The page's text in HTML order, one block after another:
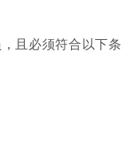
且必须符合以下条